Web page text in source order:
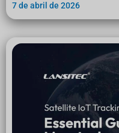
7 de abril de 2026